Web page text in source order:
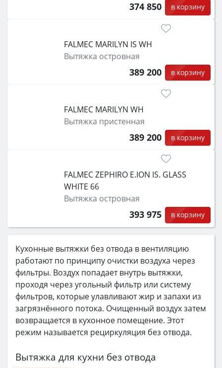
374 850 в корзину
FALMEC MARILYN IS WH
Вытяжка островная
389 200 в корзину
FALMEC MARILYN WH
Вытяжка пристенная
389 200 в корзину
FALMEC ZEPHIRO E.ION IS. GLASS
WHITE 66
Вытяжка островная
393 975 в корзину
Кухонные вытяжки без отвода в вентиляцию
работают по принципу очистки воздуха через
фильтры. Воздух попадает внутрь вытяжки,
проходя через угольный фильтр или систему
фильтров, которые улавливают жир и запахи из
загрязнённого потока. Очищенный воздух затем
возвращается в кухонное помещение. Этот
режим называется рециркуляция без отвода.
Вытяжка для кухни без отвода